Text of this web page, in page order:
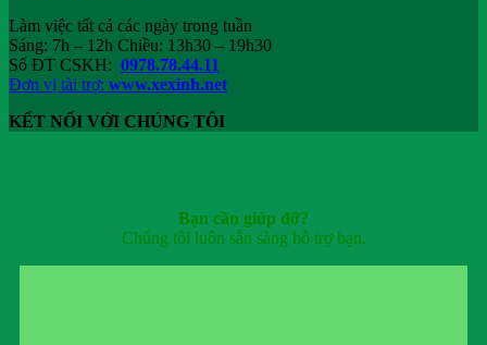
Làm việc tất cả các ngày trong tuần
Sáng: 7h – 12h Chiều: 13h30 – 19h30
Số ĐT CSKH: 0978.78.44.11
Đơn vị tài trợ: www.xexinh.net
KẾT NỐI VỚI CHÚNG TÔI
Bạn cần giúp đỡ?
Chúng tôi luôn sẵn sàng hỗ trợ bạn.